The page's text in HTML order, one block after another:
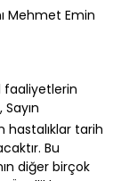
Mehmet Emin
faaliyetlerin
hastalıklar tarih
Bu
diğer birçok